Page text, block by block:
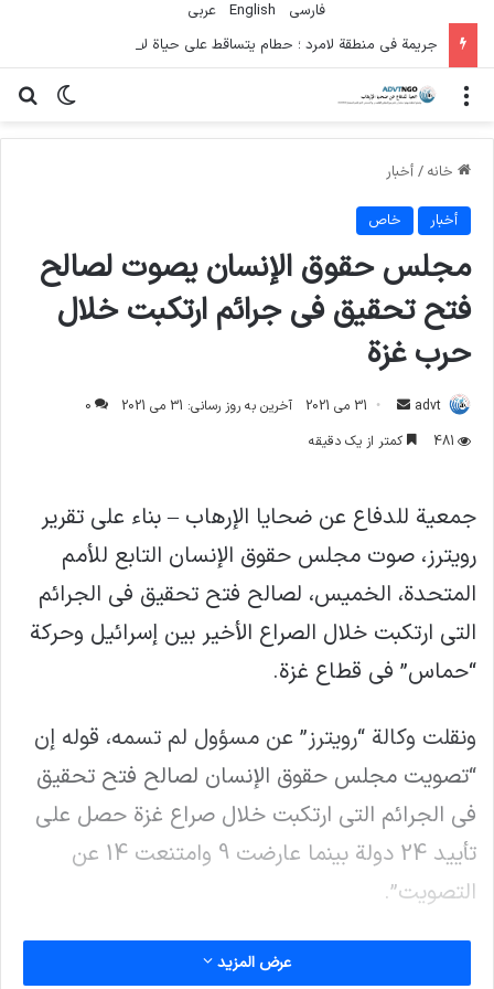
فارسی English
عربي
تغییر منو
خانه / أخبار
أخبار خاص
مجلس حقوق الإنسان يصوت لصالح
فتح تحقيق في جرائم ارتكبت خلال
حرب غزة
advt
ارسال
ایمیل
31 می 2021 آخرین به روز رسانی: 31 می 2021
0
481
کمتر از یک دقیقه
جمعية للدفاع عن ضحايا الإرهاب – بناء علي تقرير
رويترز، صوت مجلس حقوق الإنسان التابع للأمم
المتحدة، الخميس، لصالح فتح تحقيق في الجرائم
التي ارتكبت خلال الصراع الأخير بين إسرائيل وحركة
“حماس” في قطاع غزة.
ونقلت وكالة “رويترز” عن مسؤول لم تسمه، قوله إن
“تصويت مجلس حقوق الإنسان لصالح فتح تحقيق
في الجرائم التي ارتكبت خلال صراع غزة حصل على
تأييد 24 دولة بينما عارضت 9 وامتنعت 14 عن
التصويت”.
و قدم مشروع القرار من قبل منظمة التعاون
عرض المزيد